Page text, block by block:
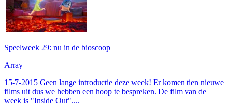
Speelweek 29: nu in de bioscoop
Array
15-7-2015 Geen lange introductie deze week! Er komen tien nieuwe
films uit dus we hebben een hoop te bespreken. De film van de
week is "Inside Out"....